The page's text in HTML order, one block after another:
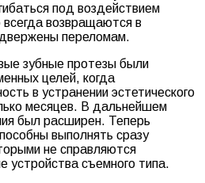
под воздействием
всегда возвращаются в
переломам.
зубные протезы были
целей, когда
в устранении эстетического
месяцев. В дальнейшем
был расширен. Теперь
выполнять сразу
не справляются
устройства съемного типа.